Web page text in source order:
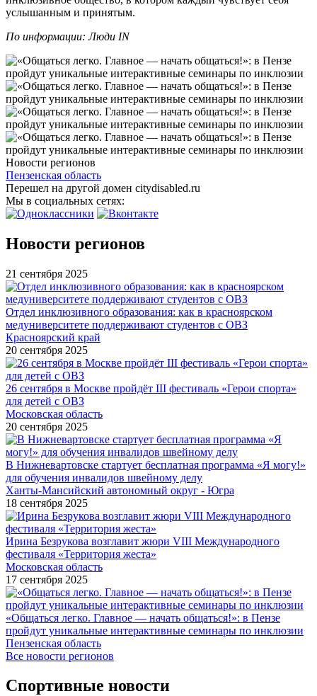
услышанным и принятым.
По информации: Люди IN
Новости регионов
Пензенская область
Перешел на другой домен citydisabled.ru
Мы в социальных сетях:
Новости регионов
21 сентября 2025
Отдел инклюзивного образования: как в красноярском
медуниверситете поддерживают студентов с ОВЗ
Красноярский край
20 сентября 2025
26 сентября в Москве пройдёт III фестиваль «Герои спорта»
для детей с ОВЗ
Московская область
20 сентября 2025
В Нижневартовске стартует бесплатная программа «Я могу!»
для обучения инвалидов швейному делу
Ханты-Мансийский автономный округ - Югра
18 сентября 2025
Ирина Безрукова возглавит жюри VIII Международного
фестиваля «Территория жеста»
Московская область
17 сентября 2025
«Общаться легко. Главное — начать общаться!»: в Пензе
пройдут уникальные интерактивные семинары по инклюзии
Пензенская область
Все новости регионов
Спортивные новости